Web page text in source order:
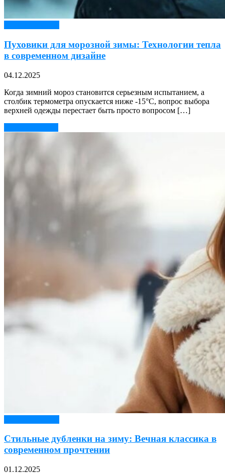
Пуховики для морозной зимы: Технологии тепла
в современном дизайне
04.12.2025
Когда зимний мороз становится серьезным испытанием, а
столбик термометра опускается ниже -15°C, вопрос выбора
верхней одежды перестает быть просто вопросом […]
Стильные дубленки на зиму: Вечная классика в
современном прочтении
01.12.2025